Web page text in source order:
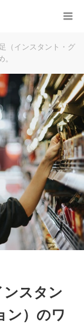
（インスタント・グ
ンスタン
ン）のワ